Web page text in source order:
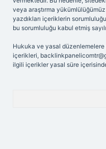
veya araştırma
yazdıkları içeriklerin
bu sorumluluğu kabul etmiş
Hukuka ve yasal düzenlemelere
içerikleri,
ilgili içerikler yasal süre